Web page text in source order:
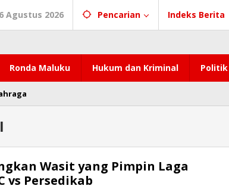
Agustus 2026 Pencarian Indeks Berita
Ronda Maluku Hukum dan Kriminal Politik
Wasit yang Pimpin Laga
vs Persedikab